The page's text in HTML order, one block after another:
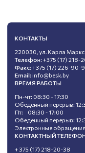
КОНТАКТЫ
220030, ул. Карла
Телефон: +375 (17) 218-
Факс: +375 (17) 226-90-
Email: info@besk.by
ВРЕМЯ РАБОТЫ
Пн-чт: 08:30 - 17:30
Обеденный перерыв:
Пт: 08:30 - 17:00
Обеденный перерыв:
Электронные обращения
КОНТАКТНЫЙ
+ 375 (17) 218-20-38